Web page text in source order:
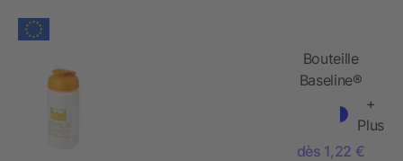
Bouteille
Baseline®
Plus GRIP de
sport avec
couvercle à
+
Plus
dès 1,22 €